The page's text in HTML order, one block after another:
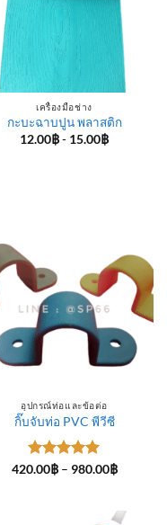
เครื่องมือช่าง
กะบะฉาบปูน พลาสติก
12.00฿- 15.00฿
อุปกรณ์ท่อและข้อต่อ
กิ๊บจับท่อ PVC พีวีซี
ให้คะแนน
420.00฿ – 980.00฿Price
980.00฿